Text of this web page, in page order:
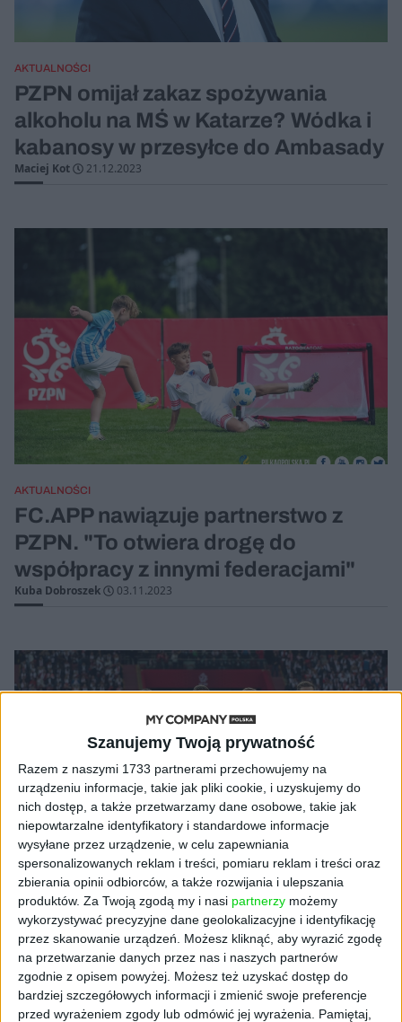
Szanujemy Twoją prywatność
Razem z naszymi 1733 partnerami przechowujemy na
urządzeniu informacje, takie jak pliki cookie, i uzyskujemy do
nich dostęp, a także przetwarzamy dane osobowe, takie jak
niepowtarzalne identyfikatory i standardowe informacje
wysyłane przez urządzenie, w celu zapewniania
spersonalizowanych reklam i treści, pomiaru reklam i treści oraz
zbierania opinii odbiorców, a także rozwijania i ulepszania
produktów. Za Twoją zgodą my i nasi partnerzy możemy
wykorzystywać precyzyjne dane geolokalizacyjne i identyfikację
przez skanowanie urządzeń. Możesz kliknąć, aby wyrazić zgodę
na przetwarzanie danych przez nas i naszych partnerów
zgodnie z opisem powyżej. Możesz też uzyskać dostęp do
bardziej szczegółowych informacji i zmienić swoje preferencje
przed wyrażeniem zgody lub odmówić jej wyrażenia.
Pamiętaj,
AKTUALNOŚCI
PZPN omijał zakaz spożywania
alkoholu na MŚ w Katarze? Wódka i
kabanosy w przesyłce do Ambasady
Maciej Kot 21.12.2023
AKTUALNOŚCI
FC.APP nawiązuje partnerstwo z
PZPN. "To otwiera drogę do
współpracy z innymi federacjami"
Kuba Dobroszek 03.11.2023
AKTUALNOŚCI
Czy polscy piłkarze powinni grać w
kadrze za darmo? Zdania są
podzielone
Kuba Dobroszek (oprac.) 05.01.2023